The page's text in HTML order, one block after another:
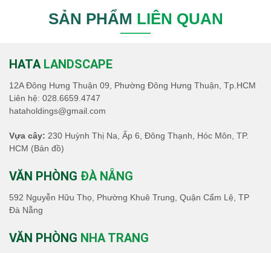
SẢN PHẨM LIÊN QUAN
HATA LANDSCAPE
12A Đông Hưng Thuận 09, Phường Đông Hưng Thuận, Tp.HCM
Liên hệ: 028.6659.4747
hataholdings@gmail.com
Vựa cây: 230 Huỳnh Thị Na, Ấp 6, Đông Thạnh, Hóc Môn, TP.
HCM (Bản đồ)
VĂN PHÒNG ĐÀ NẴNG
592 Nguyễn Hữu Thọ, Phường Khuê Trung, Quận Cẩm Lệ, TP
Đà Nẵng
VĂN PHÒNG NHA TRANG